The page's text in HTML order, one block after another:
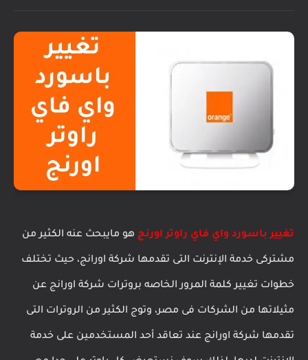
تغيير باسورد واي فاي راوتر اورنج هو مايبحث عنه الكثير من
مشتركى خدمة الإنترنت التى تقدمها شركة اورانج، حيث تختلف
خطوات تغيير كلمة المرور الخاصه بروترات شركة اورانج عن
مثيلاتها من الشركات فى مصر، وتوج الكثير من الروترات التى
تقدمها شركة اورانج عند تعاقد أحد المستخدمين على خدمة